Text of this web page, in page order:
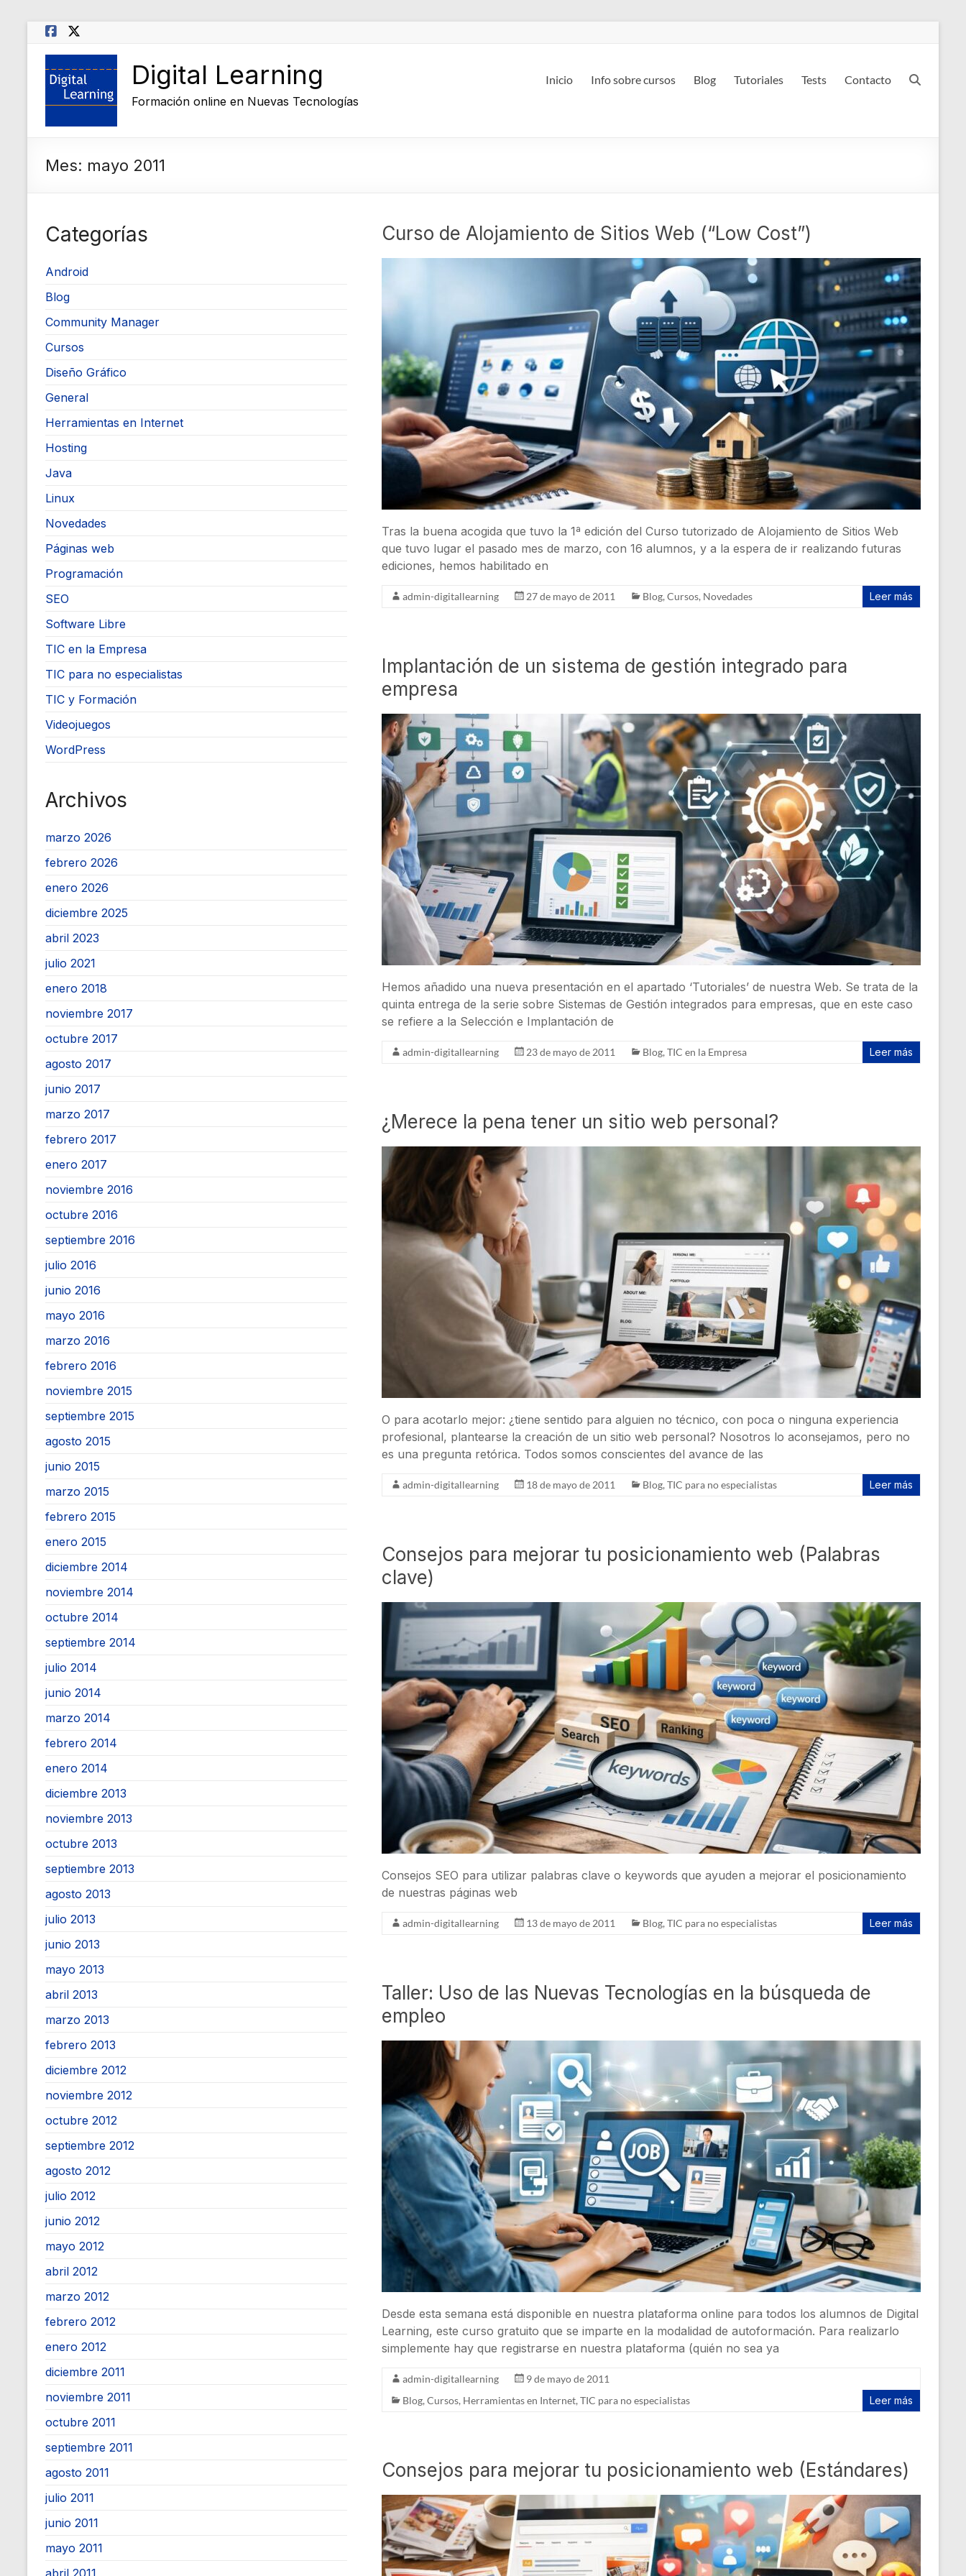
Saltar
contenido
Digital Learning
Formación online en Nuevas Tecnologías
Inicio Info sobre cursos Blog Tutoriales Tests Contacto
Mes: mayo 2011
Curso de Alojamiento de Sitios Web (“Low Cost”)
Tras la buena acogida que tuvo la 1ª edición del Curso tutorizado de Alojamiento de Sitios Web
que tuvo lugar el pasado mes de marzo, con 16 alumnos, y a la espera de ir realizando futuras
ediciones, hemos habilitado en
admin-digitallearning 27 de mayo de 2011 Blog, Cursos, Novedades Leer más
Implantación de un sistema de gestión integrado para
empresa
Hemos añadido una nueva presentación en el apartado ‘Tutoriales’ de nuestra Web. Se trata de la
quinta entrega de la serie sobre Sistemas de Gestión integrados para empresas, que en este caso
se refiere a la Selección e Implantación de
admin-digitallearning 23 de mayo de 2011 Blog, TIC en la Empresa Leer más
¿Merece la pena tener un sitio web personal?
O para acotarlo mejor: ¿tiene sentido para alguien no técnico, con poca o ninguna experiencia
profesional, plantearse la creación de un sitio web personal? Nosotros lo aconsejamos, pero no
es una pregunta retórica. Todos somos conscientes del avance de las
admin-digitallearning 18 de mayo de 2011 Blog, TIC para no especialistas Leer más
Consejos para mejorar tu posicionamiento web (Palabras
clave)
Consejos SEO para utilizar palabras clave o keywords que ayuden a mejorar el posicionamiento
de nuestras páginas web
admin-digitallearning 13 de mayo de 2011 Blog, TIC para no especialistas Leer más
Taller: Uso de las Nuevas Tecnologías en la búsqueda de
empleo
Desde esta semana está disponible en nuestra plataforma online para todos los alumnos de Digital
Learning, este curso gratuito que se imparte en la modalidad de autoformación. Para realizarlo
simplemente hay que registrarse en nuestra plataforma (quién no sea ya
admin-digitallearning
9 de mayo de 2011
Blog, Cursos, Herramientas en Internet, TIC para no especialistas Leer más
Consejos para mejorar tu posicionamiento web (Estándares)
Categorías
Android
Blog
Community Manager
Cursos
Diseño Gráfico
General
Herramientas en Internet
Hosting
Java
Linux
Novedades
Páginas web
Programación
SEO
Software Libre
TIC en la Empresa
TIC para no especialistas
TIC y Formación
Videojuegos
WordPress
Archivos
marzo 2026
febrero 2026
enero 2026
diciembre 2025
abril 2023
julio 2021
enero 2018
noviembre 2017
octubre 2017
agosto 2017
junio 2017
marzo 2017
febrero 2017
enero 2017
noviembre 2016
octubre 2016
septiembre 2016
julio 2016
junio 2016
mayo 2016
marzo 2016
febrero 2016
noviembre 2015
septiembre 2015
agosto 2015
junio 2015
marzo 2015
febrero 2015
enero 2015
diciembre 2014
noviembre 2014
octubre 2014
septiembre 2014
julio 2014
junio 2014
marzo 2014
febrero 2014
enero 2014
diciembre 2013
noviembre 2013
octubre 2013
septiembre 2013
agosto 2013
julio 2013
junio 2013
mayo 2013
abril 2013
marzo 2013
febrero 2013
diciembre 2012
noviembre 2012
octubre 2012
septiembre 2012
agosto 2012
julio 2012
junio 2012
mayo 2012
abril 2012
marzo 2012
febrero 2012
enero 2012
diciembre 2011
noviembre 2011
octubre 2011
septiembre 2011
agosto 2011
julio 2011
junio 2011
mayo 2011
abril 2011